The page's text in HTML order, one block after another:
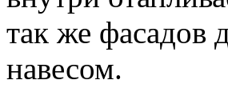
так же фасадов
навесом.